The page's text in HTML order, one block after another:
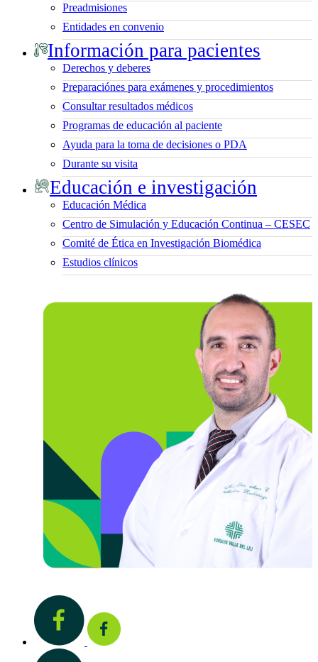
Preadmisiones
Entidades en convenio
Información para pacientes
Derechos y deberes
Preparaciónes para exámenes y procedimientos
Consultar resultados médicos
Programas de educación al paciente
Ayuda para la toma de decisiones o PDA
Durante su visita
Educación e investigación
Educación Médica
Centro de Simulación y Educación Continua – CESEC
Comité de Ética en Investigación Biomédica
Estudios clínicos